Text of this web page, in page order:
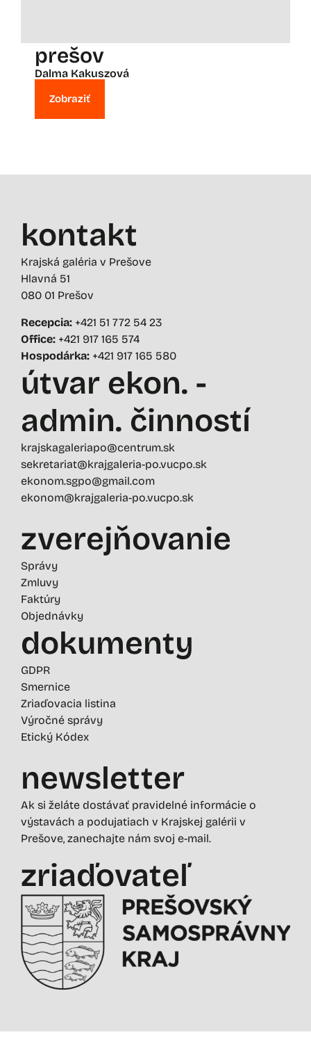
prešov
Dalma Kakuszová
Zobraziť
kontakt
Krajská galéria v Prešove
Hlavná 51
080 01 Prešov
Recepcia: +421 51 772 54 23
Office: +421 917 165 574
Hospodárka: +421 917 165 580
útvar ekon. -
admin. činností
krajskagaleriapo@centrum.sk
sekretariat@krajgaleria-po.vucpo.sk
ekonom.sgpo@gmail.com
ekonom@krajgaleria-po.vucpo.sk
zverejňovanie
Správy
Zmluvy
Faktúry
Objednávky
dokumenty
GDPR
Smernice
Zriaďovacia listina
Výročné správy
Etický Kódex
newsletter
Ak si želáte dostávať pravidelné informácie o
výstavách a podujatiach v Krajskej galérii v
Prešove, zanechajte nám svoj e-mail.
zriaďovateľ